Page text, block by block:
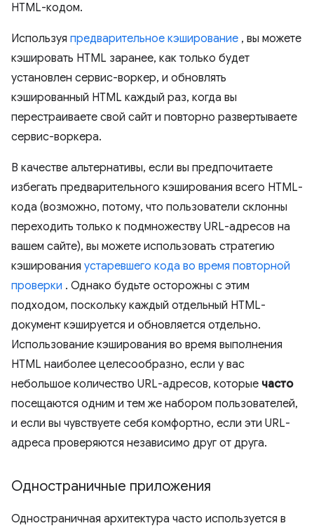
HTML-кодом.
Используя предварительное кэширование , вы можете
кэшировать HTML заранее, как только будет
установлен сервис-воркер, и обновлять
кэшированный HTML каждый раз, когда вы
перестраиваете свой сайт и повторно развертываете
сервис-воркера.
В качестве альтернативы, если вы предпочитаете
избегать предварительного кэширования всего HTML-
кода (возможно, потому, что пользователи склонны
переходить только к подмножеству URL-адресов на
вашем сайте), вы можете использовать стратегию
кэширования устаревшего кода во время повторной
проверки . Однако будьте осторожны с этим
подходом, поскольку каждый отдельный HTML-
документ кэшируется и обновляется отдельно.
Использование кэширования во время выполнения
HTML наиболее целесообразно, если у вас
небольшое количество URL-адресов, которые часто
посещаются одним и тем же набором пользователей,
и если вы чувствуете себя комфортно, если эти URL-
адреса проверяются независимо друг от друга.
Одностраничные приложения
Одностраничная архитектура часто используется в